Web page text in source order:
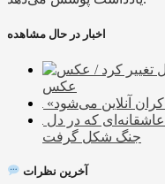
اخبار در حال مشاهده
عکس
آنلاین می‌شود
عاشقانه‌ای که در دل
جنگ شکل گرفت
آخرین نظرات